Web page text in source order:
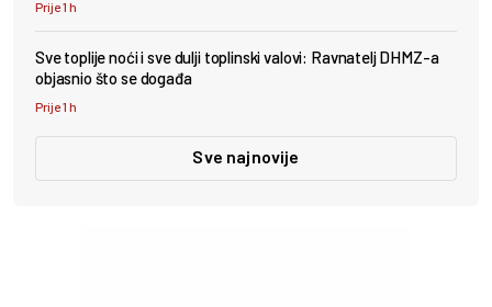
Prije 1 h
Sve toplije noći i sve dulji toplinski valovi: Ravnatelj DHMZ-a
objasnio što se događa
Prije 1 h
Sve najnovije